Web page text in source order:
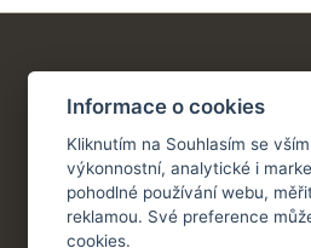
Informace o cookies
Kliknutím na Souhlasím se
výkonnostní, analytické i
pohodlné používání webu,
reklamou. Své preference
cookies.